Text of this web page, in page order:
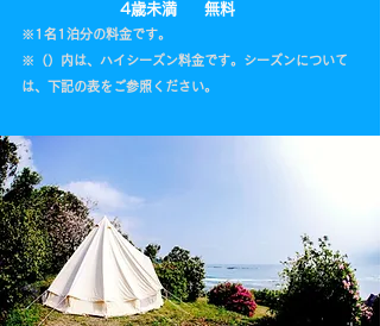
​※1名1泊分の料金です。
​※（）内は、ハイシーズン料金です。シーズンについて
は、下記の表をご参照ください。
​4歳未満
​無料